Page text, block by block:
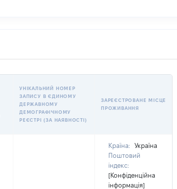
УНІКАЛЬНИЙ НОМЕР
ЗАПИСУ В ЄДИНОМУ
ДЕРЖАВНОМУ
ДЕМОГРАФІЧНОМУ
РЕЄСТРІ (ЗА НАЯВНОСТІ)
ЗАРЕЄСТРОВАНЕ МІСЦЕ
ПРОЖИВАННЯ
Країна:
Україна
Поштовий
індекс:
[Конфіденційна
інформація]